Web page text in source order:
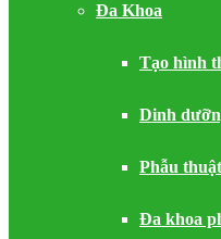
Đa Khoa
Tạo hình
Dinh
Phẫu
Đa khoa